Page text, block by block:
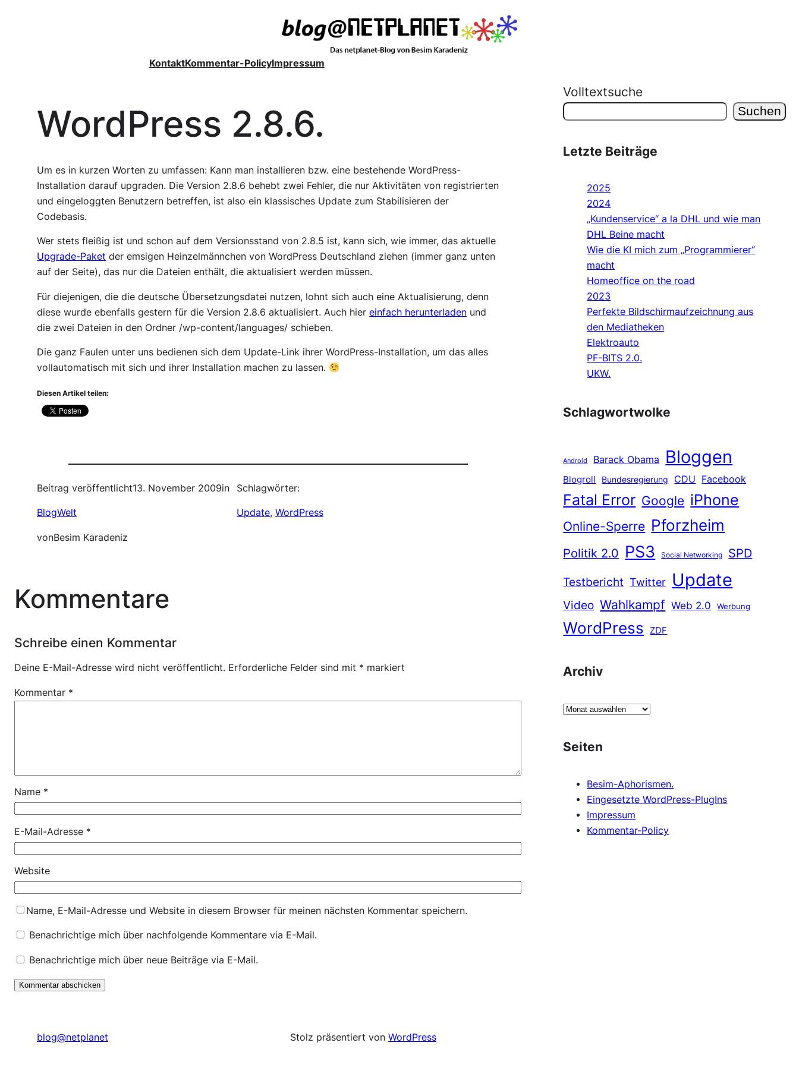
KontaktKommentar-PolicyImpressum
WordPress 2.8.6.
Um es in kurzen Worten zu umfassen: Kann man installieren bzw. eine bestehende WordPress-
Installation darauf upgraden. Die Version 2.8.6 behebt zwei Fehler, die nur Aktivitäten von registrierten
und eingeloggten Benutzern betreffen, ist also ein klassisches Update zum Stabilisieren der
Codebasis.
Wer stets fleißig ist und schon auf dem Versionsstand von 2.8.5 ist, kann sich, wie immer, das aktuelle
Upgrade-Paket der emsigen Heinzelmännchen von WordPress Deutschland ziehen (immer ganz unten
auf der Seite), das nur die Dateien enthält, die aktualisiert werden müssen.
Für diejenigen, die die deutsche Übersetzungsdatei nutzen, lohnt sich auch eine Aktualisierung, denn
diese wurde ebenfalls gestern für die Version 2.8.6 aktualisiert. Auch hiereinfach herunterladen und
die zwei Dateien in den Ordner /wp-content/languages/ schieben.
Die ganz Faulen unter uns bedienen sich dem Update-Link ihrer WordPress-Installation, um das alles
vollautomatisch mit sich und ihrer Installation machen zu lassen.
Diesen Artikel teilen:
Beitrag veröffentlicht13. November 2009in
BlogWelt
vonBesim Karadeniz
Schlagwörter:
Update, WordPress
Kommentare
Schreibe einen Kommentar
Deine E-Mail-Adresse wird nicht veröffentlicht. Erforderliche Felder sind mit * markiert
Kommentar *
Name *
E-Mail-Adresse *
Website
Name, E-Mail-Adresse und Website in diesem Browser für meinen nächsten Kommentar speichern.
Benachrichtige mich über nachfolgende Kommentare via E-Mail.
Benachrichtige mich über neue Beiträge via E-Mail.
Volltextsuche
Suchen
Letzte Beiträge
2025
2024
„Kundenservice“ a la DHL und wie man
DHL Beine macht
Wie die KI mich zum „Programmierer“
macht
Homeoffice on the road
2023
Perfekte Bildschirmaufzeichnung aus
den Mediatheken
Elektroauto
PF-BITS 2.0.
UKW.
Schlagwortwolke
Android Barack Obama Bloggen
Blogroll Bundesregierung CDU Facebook
Fatal Error Google iPhone
Online-Sperre Pforzheim
Politik 2.0 PS3 Social Networking
SPD
Testbericht Twitter Update
Video Wahlkampf Web 2.0 Werbung
WordPress ZDF
Archiv
A
h
Seiten
Besim-Aphorismen.
Eingesetzte WordPress-PlugIns
Impressum
Kommentar-Policy
blog@netplanet Stolz präsentiert vonWordPress